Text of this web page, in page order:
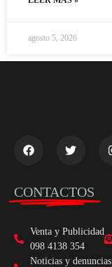
agosto 5, 2026
CONTACTOS
Venta y Publicidad
098 4138 354
Noticias y denuncias